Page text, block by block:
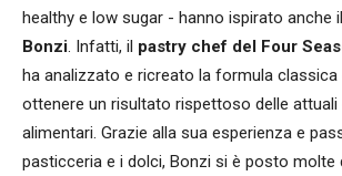
healthy e low sugar - hanno ispirato anche
Bonzi. Infatti, il pastry chef del Four
ha analizzato e ricreato la formula classica
ottenere un risultato rispettoso delle attuali
alimentari. Grazie alla sua esperienza e
pasticceria e i dolci, Bonzi si è posto molte